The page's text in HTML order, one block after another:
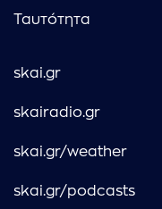
Ταυτότητα
skai.gr
skairadio.gr
skai.gr/weather
skai.gr/podcasts